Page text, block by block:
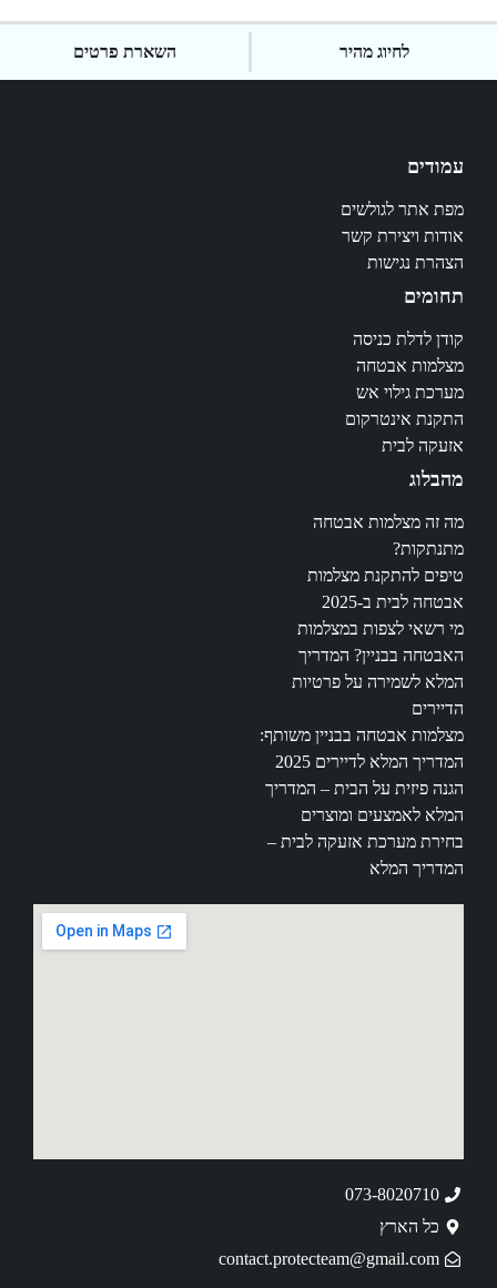
לחיוג מהיר השארת פרטים
עמודים
מפת אתר לגולשים
אודות ויצירת קשר
הצהרת נגישות
תחומים
קודן לדלת כניסה
מצלמות אבטחה
מערכת גילוי אש
התקנת אינטרקום
אזעקה לבית
מהבלוג
מה זה מצלמות אבטחה
מתנתקות?
טיפים להתקנת מצלמות
אבטחה לבית ב-2025
מי רשאי לצפות במצלמות
האבטחה בבניין? המדריך
המלא לשמירה על פרטיות
הדיירים
מצלמות אבטחה בבניין משותף:
המדריך המלא לדיירים 2025
הגנה פיזית על הבית – המדריך
המלא לאמצעים ומוצרים
בחירת מערכת אזעקה לבית –
המדריך המלא
073-8020710
כל הארץ
contact.protecteam@gmail.com